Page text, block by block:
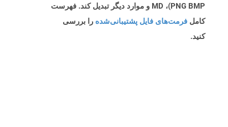
PNG BMP)، MD و موارد دیگر تبدیل کند. فهرست
کامل فرمت‌های فایل پشتیبانی‌شده را بررسی
کنید.